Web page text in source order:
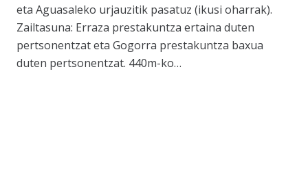
eta Aguasaleko urjauzitik pasatuz (ikusi oharrak).
Zailtasuna: Erraza prestakuntza ertaina duten
pertsonentzat eta Gogorra prestakuntza baxua
duten pertsonentzat. 440m-ko…